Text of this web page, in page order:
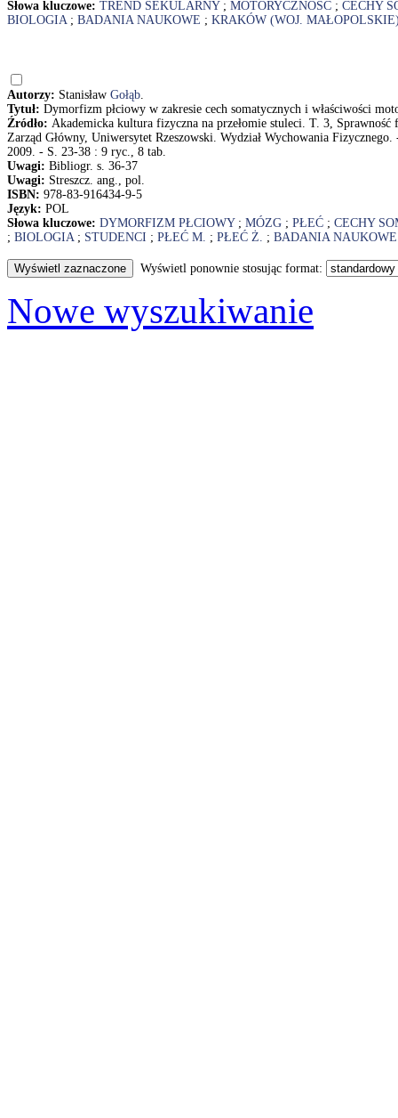
Słowa kluczowe: TREND SEKULARNY; MOTORYCZNOŚĆ ; CECHY
BIOLOGIA; BADANIA NAUKOWE ; KRAKÓW (WOJ.
Autorzy: Stanisław Gołąb.
Tytuł: Dymorfizm płciowy w zakresie cech somatycznych i właściwości
Źródło: Akademicka kultura fizyczna na przełomie stuleci. T. 3,
Zarząd Główny, Uniwersytet Rzeszowski. Wydział Wychowania
2009. - S. 23-38 : 9 ryc., 8 tab.
Uwagi: Bibliogr. s. 36-37
Uwagi: Streszcz. ang., pol.
ISBN: 978-83-916434-9-5
Język: POL
Słowa kluczowe: DYMORFIZM PŁCIOWY; MÓZG ; PŁEĆ ; CECHY
; BIOLOGIA; STUDENCI ; PŁEĆ M. ; PŁEĆ Ż. ; BADANIA NAUKOWE
Wyświetl ponownie stosując format:
Nowe wyszukiwanie